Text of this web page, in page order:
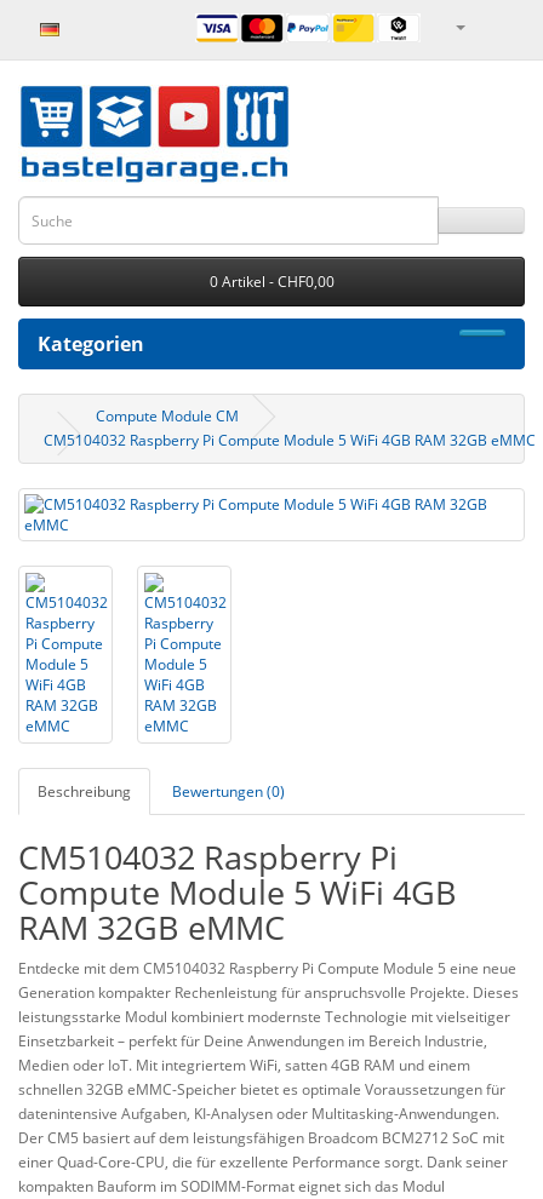
0 Artikel - CHF0,00
Kategorien
Compute Module CM
CM5104032 Raspberry Pi Compute Module 5 WiFi 4GB RAM 32GB eMMC
Beschreibung Bewertungen (0)
CM5104032 Raspberry Pi
Compute Module 5 WiFi 4GB
RAM 32GB eMMC
Entdecke mit dem CM5104032 Raspberry Pi Compute Module 5 eine neue
Generation kompakter Rechenleistung für anspruchsvolle Projekte. Dieses
leistungsstarke Modul kombiniert modernste Technologie mit vielseitiger
Einsetzbarkeit – perfekt für Deine Anwendungen im Bereich Industrie,
Medien oder IoT. Mit integriertem WiFi, satten 4GB RAM und einem
schnellen 32GB eMMC-Speicher bietet es optimale Voraussetzungen für
datenintensive Aufgaben, KI-Analysen oder Multitasking-Anwendungen.
Der CM5 basiert auf dem leistungsfähigen Broadcom BCM2712 SoC mit
einer Quad-Core-CPU, die für exzellente Performance sorgt. Dank seiner
kompakten Bauform im SODIMM-Format eignet sich das Modul